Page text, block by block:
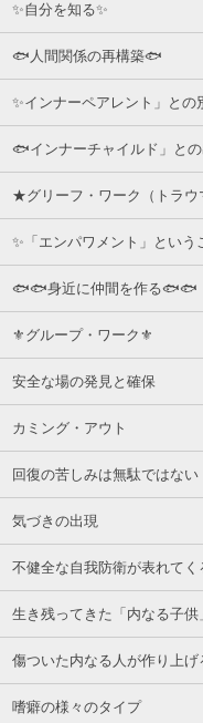
✨自分を知る✨
🐟人間関係の再構築🐟
✨インナーペアレント」との
🐟インナーチャイルド」と
★グリーフ・ワーク（トラ
✨「エンパワメント」という
🐟🐟身近に仲間を作る🐟🐟
⚜グループ・ワーク⚜
安全な場の発見と確保
カミング・アウト
回復の苦しみは無駄ではない
気づきの出現
不健全な自我防衛が表れてく
生き残ってきた「内なる子供
傷ついた内なる人が作り上げ
嗜癖の様々のタイプ